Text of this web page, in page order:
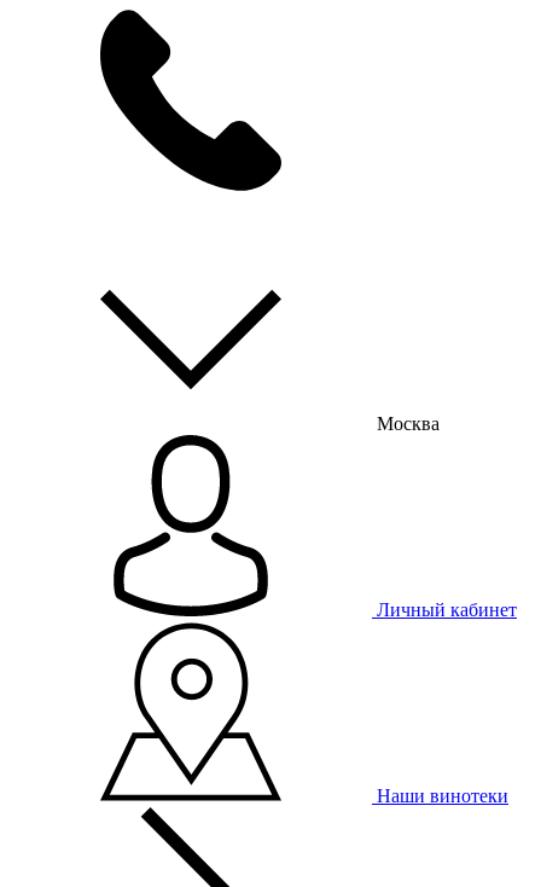
Москва
Личный кабинет
Наши винотеки